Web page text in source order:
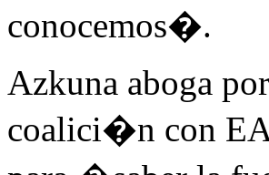
conocemos�.
Azkuna aboga
coalici�n con